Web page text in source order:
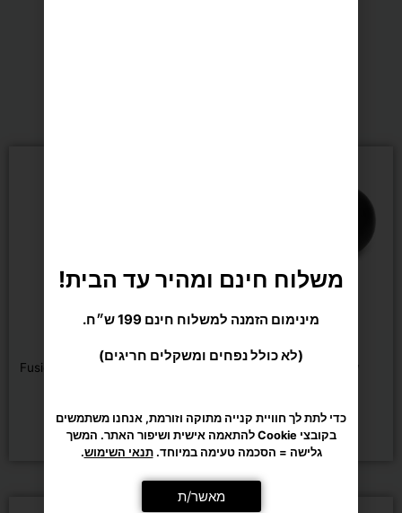
Dream
שלישיית כדורי מטקות
הוספה לסל
מחבט טניס Fusion XL Tennis
בחר/י אפשרויות
לבחור
האפשרויות
המוצר
משלוח חינם ומהיר עד הבית!
מינימום הזמנה למשלוח חינם 199 ש״ח.
(לא כולל נפחים ומשקלים חריגים)
כדי לתת לך חוויית קנייה מתוקה וזורמת, אנחנו משתמשים
בקובצי Cookie להתאמה אישית ושיפור האתר. המשך
גלישה = הסכמה טעימה במיוחד.תנאי השימוש.
מאשר/ת